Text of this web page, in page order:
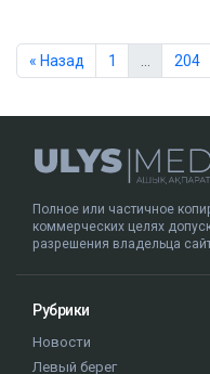
« Назад 1 204
Полное или частичное
коммерческих целях
разрешения владельца
Рубрики
Новости
Левый берег